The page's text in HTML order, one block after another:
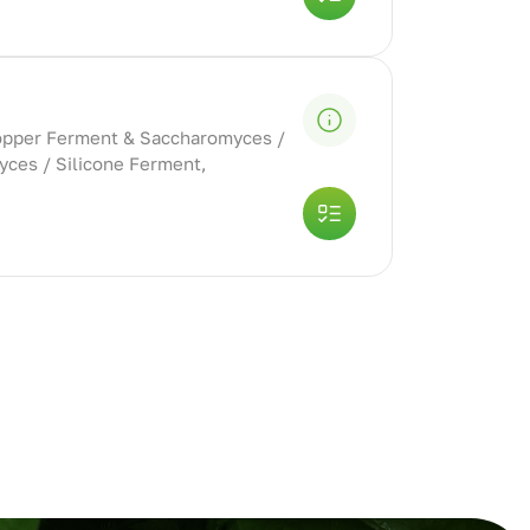
Ferment & Saccharomyces /
/ Silicone Ferment,